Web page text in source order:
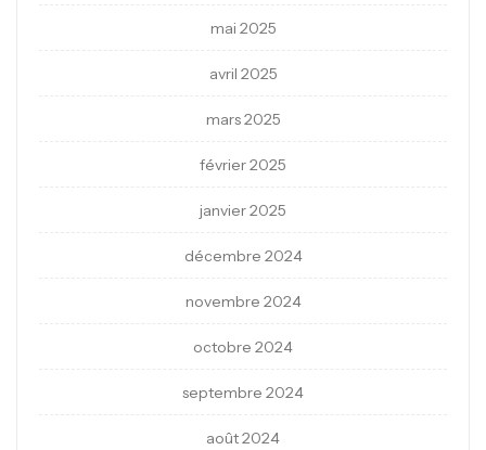
mai 2025
avril 2025
mars 2025
février 2025
janvier 2025
décembre 2024
novembre 2024
octobre 2024
septembre 2024
août 2024